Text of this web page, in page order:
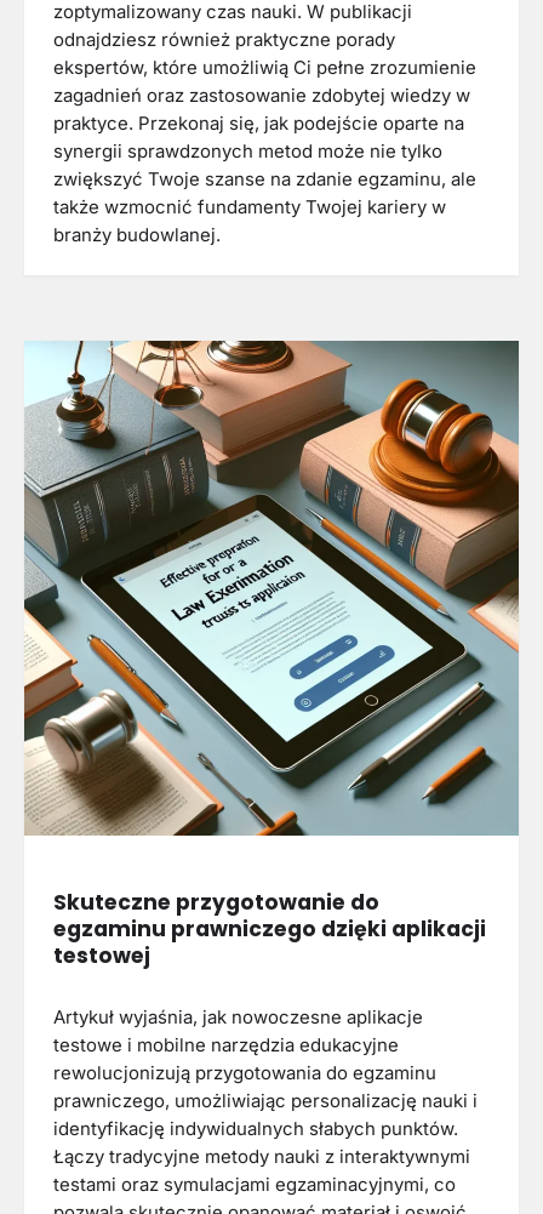
zoptymalizowany czas nauki. W publikacji
odnajdziesz również praktyczne porady
ekspertów, które umożliwią Ci pełne zrozumienie
zagadnień oraz zastosowanie zdobytej wiedzy w
praktyce. Przekonaj się, jak podejście oparte na
synergii sprawdzonych metod może nie tylko
zwiększyć Twoje szanse na zdanie egzaminu, ale
także wzmocnić fundamenty Twojej kariery w
branży budowlanej.
Skuteczne przygotowanie do
egzaminu prawniczego dzięki aplikacji
testowej
Artykuł wyjaśnia, jak nowoczesne aplikacje
testowe i mobilne narzędzia edukacyjne
rewolucjonizują przygotowania do egzaminu
prawniczego, umożliwiając personalizację nauki i
identyfikację indywidualnych słabych punktów.
Łączy tradycyjne metody nauki z interaktywnymi
testami oraz symulacjami egzaminacyjnymi, co